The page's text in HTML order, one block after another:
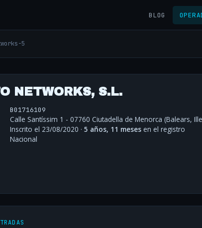
BLOG
5
NETWORKS, S.L.
B01716109
Calle Santíssim 1 - 07760 Ciutadella de Menorca (Balears,
Inscrito el 23/08/2020 · 5 años, 11 meses en el registro
Nacional